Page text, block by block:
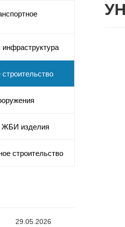
строительство
ЖБИ изделия
строительство
29.05.2026